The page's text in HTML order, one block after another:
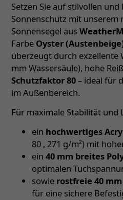
Setzen Sie auf stilvollen
Sonnenschutz mit unserem
Sonnensegel aus
Farbe Oyster
überzeugt durch exzellente
mm Wassersäule), hohe
Schutzfaktor 80– ideal für
im Außenbereich.
Für maximale Stabilität und
ein hochwertiges
80 , 271 g/m²) mit
ein 40 mm breites
optimalen
sowie rostfreie 40
für eine sichere